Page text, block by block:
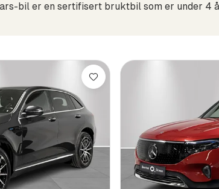
Lagre